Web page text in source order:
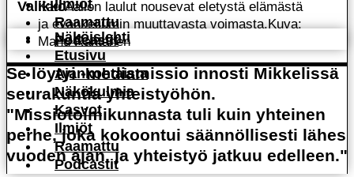
Ilmiöt
Raamattu
Podcastit
Näköislehti
Etusivu
Ajankohtaista
Näkökulmia
Kasvot
Ilmiöt
Raamattu
Podcastit
Kari Aallon laulut nousevat eletystä elämästä
ja evankeliumin muuttavasta voimasta.Kuva:
Manu Rantanen
Se löytyi -mediamissio innosti Mikkelissä
seurakuntia yhteistyöhön.
"Missiotoimikunnasta tuli kuin yhteinen
perhe, joka kokoontui säännöllisesti lähes
vuoden ajan, ja yhteistyö jatkuu edelleen."